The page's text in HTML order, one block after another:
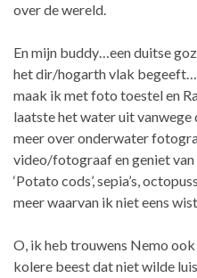
over de wereld.
En mijn buddy…een duitse
het dir/hogarth vlak begeeft…
maak ik met foto toestel en
laatste het water uit vanwege
meer over onderwater
video/fotograaf en geniet van
‘Potato cods’, sepia’s,
meer waarvan ik niet eens
O, ik heb trouwens Nemo
kolere beest dat niet wilde